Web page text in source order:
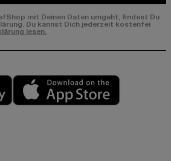
mit Deinen Daten umgeht, findest Du
Du kannst Dich jederzeit kostenfei
lesen.
Play market